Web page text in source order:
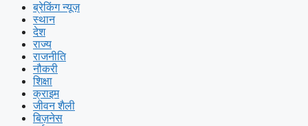
ब्रेकिंग न्यूज़
स्थान
देश
राज्य
राजनीति
नौकरी
शिक्षा
क्राइम
जीवन शैली
बिज़नेस